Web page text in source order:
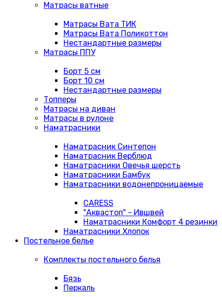
Матрасы ватные
Матрасы Вата ТИК
Матрасы Вата Поликоттон
Нестандартные размеры
Матрасы ППУ
Борт 5 см
Борт 10 см
Нестандартные размеры
Топперы
Матрасы на диван
Матрасы в рулоне
Наматрасники
Наматрасник Синтепон
Наматрасник Верблюд
Наматрасники Овечья шерсть
Наматрасники Бамбук
Наматрасники водонепроницаемые
CARESS
"Аквастоп" - Ившвей
Наматрасники Комфорт 4 резинки
Наматрасники Хлопок
Постельное белье
Комплекты постельного белья
Бязь
Перкаль